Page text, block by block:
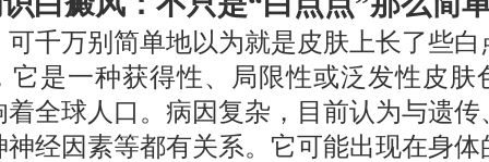
可千万别简单地以为就是皮肤上长了些白
它是一种获得性、局限性或泛发性皮肤
着全球人口。病因复杂，目前认为与遗传
神经因素等都有关系。它可能出现在身体